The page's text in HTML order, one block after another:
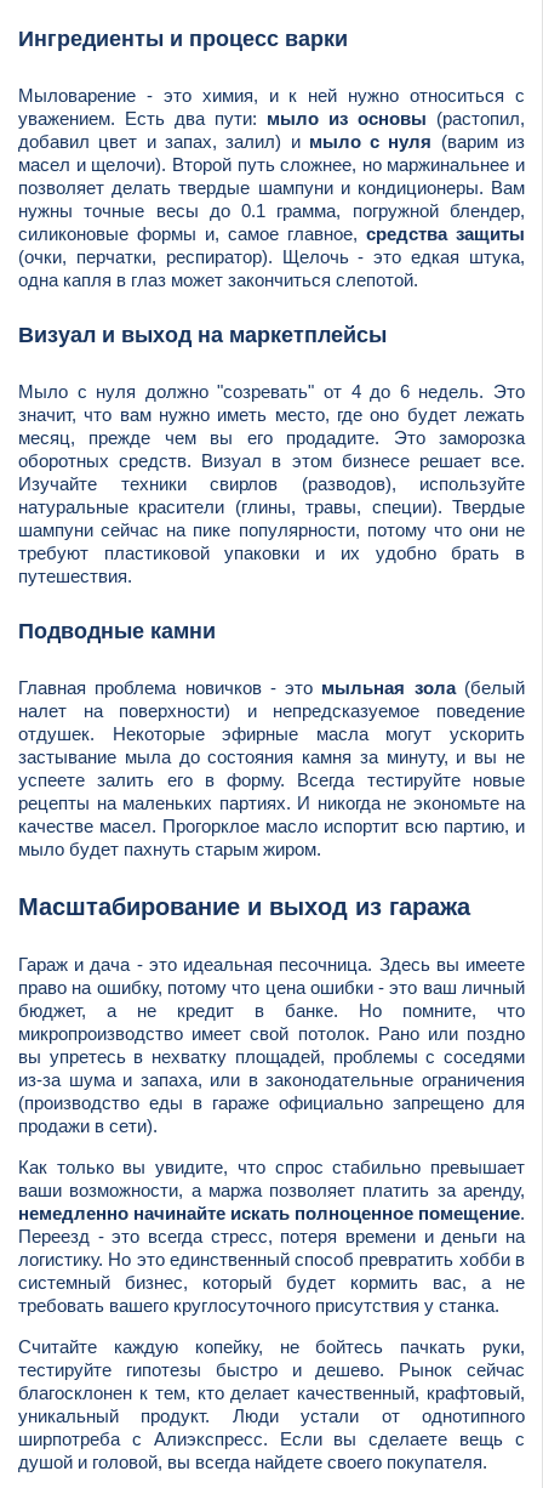
Ингредиенты и процесс варки
Мыловарение - это химия, и к ней нужно относиться с
уважением. Есть два пути: мыло из основы (растопил,
добавил цвет и запах, залил) и мыло с нуля (варим из
масел и щелочи). Второй путь сложнее, но маржинальнее и
позволяет делать твердые шампуни и кондиционеры. Вам
нужны точные весы до 0.1 грамма, погружной блендер,
силиконовые формы и, самое главное, средства защиты
(очки, перчатки, респиратор). Щелочь - это едкая штука,
одна капля в глаз может закончиться слепотой.
Визуал и выход на маркетплейсы
Мыло с нуля должно "созревать" от 4 до 6 недель. Это
значит, что вам нужно иметь место, где оно будет лежать
месяц, прежде чем вы его продадите. Это заморозка
оборотных средств. Визуал в этом бизнесе решает все.
Изучайте техники свирлов (разводов), используйте
натуральные красители (глины, травы, специи). Твердые
шампуни сейчас на пике популярности, потому что они не
требуют пластиковой упаковки и их удобно брать в
путешествия.
Подводные камни
Главная проблема новичков - это мыльная зола(белый
налет на поверхности) и непредсказуемое поведение
отдушек. Некоторые эфирные масла могут ускорить
застывание мыла до состояния камня за минуту, и вы не
успеете залить его в форму. Всегда тестируйте новые
рецепты на маленьких партиях. И никогда не экономьте на
качестве масел. Прогорклое масло испортит всю партию, и
мыло будет пахнуть старым жиром.
Масштабирование и выход из гаража
Гараж и дача - это идеальная песочница. Здесь вы имеете
право на ошибку, потому что цена ошибки - это ваш личный
бюджет, а не кредит в банке. Но помните, что
микропроизводство имеет свой потолок. Рано или поздно
вы упретесь в нехватку площадей, проблемы с соседями
из-за шума и запаха, или в законодательные ограничения
(производство еды в гараже официально запрещено для
продажи в сети).
Как только вы увидите, что спрос стабильно превышает
ваши возможности, а маржа позволяет платить за аренду,
немедленно начинайте искать полноценное помещение.
Переезд - это всегда стресс, потеря времени и деньги на
логистику. Но это единственный способ превратить хобби в
системный бизнес, который будет кормить вас, а не
требовать вашего круглосуточного присутствия у станка.
Считайте каждую копейку, не бойтесь пачкать руки,
тестируйте гипотезы быстро и дешево. Рынок сейчас
благосклонен к тем, кто делает качественный, крафтовый,
уникальный продукт. Люди устали от однотипного
ширпотреба с Алиэкспресс. Если вы сделаете вещь с
душой и головой, вы всегда найдете своего покупателя.